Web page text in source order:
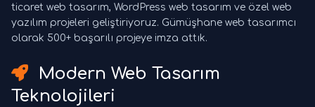
ticaret web tasarım, WordPress web tasarım ve özel web
yazılım projeleri geliştiriyoruz. Gümüşhane web tasarımcı
olarak 500+ başarılı projeye imza attık.
Modern Web Tasarım
Teknolojileri